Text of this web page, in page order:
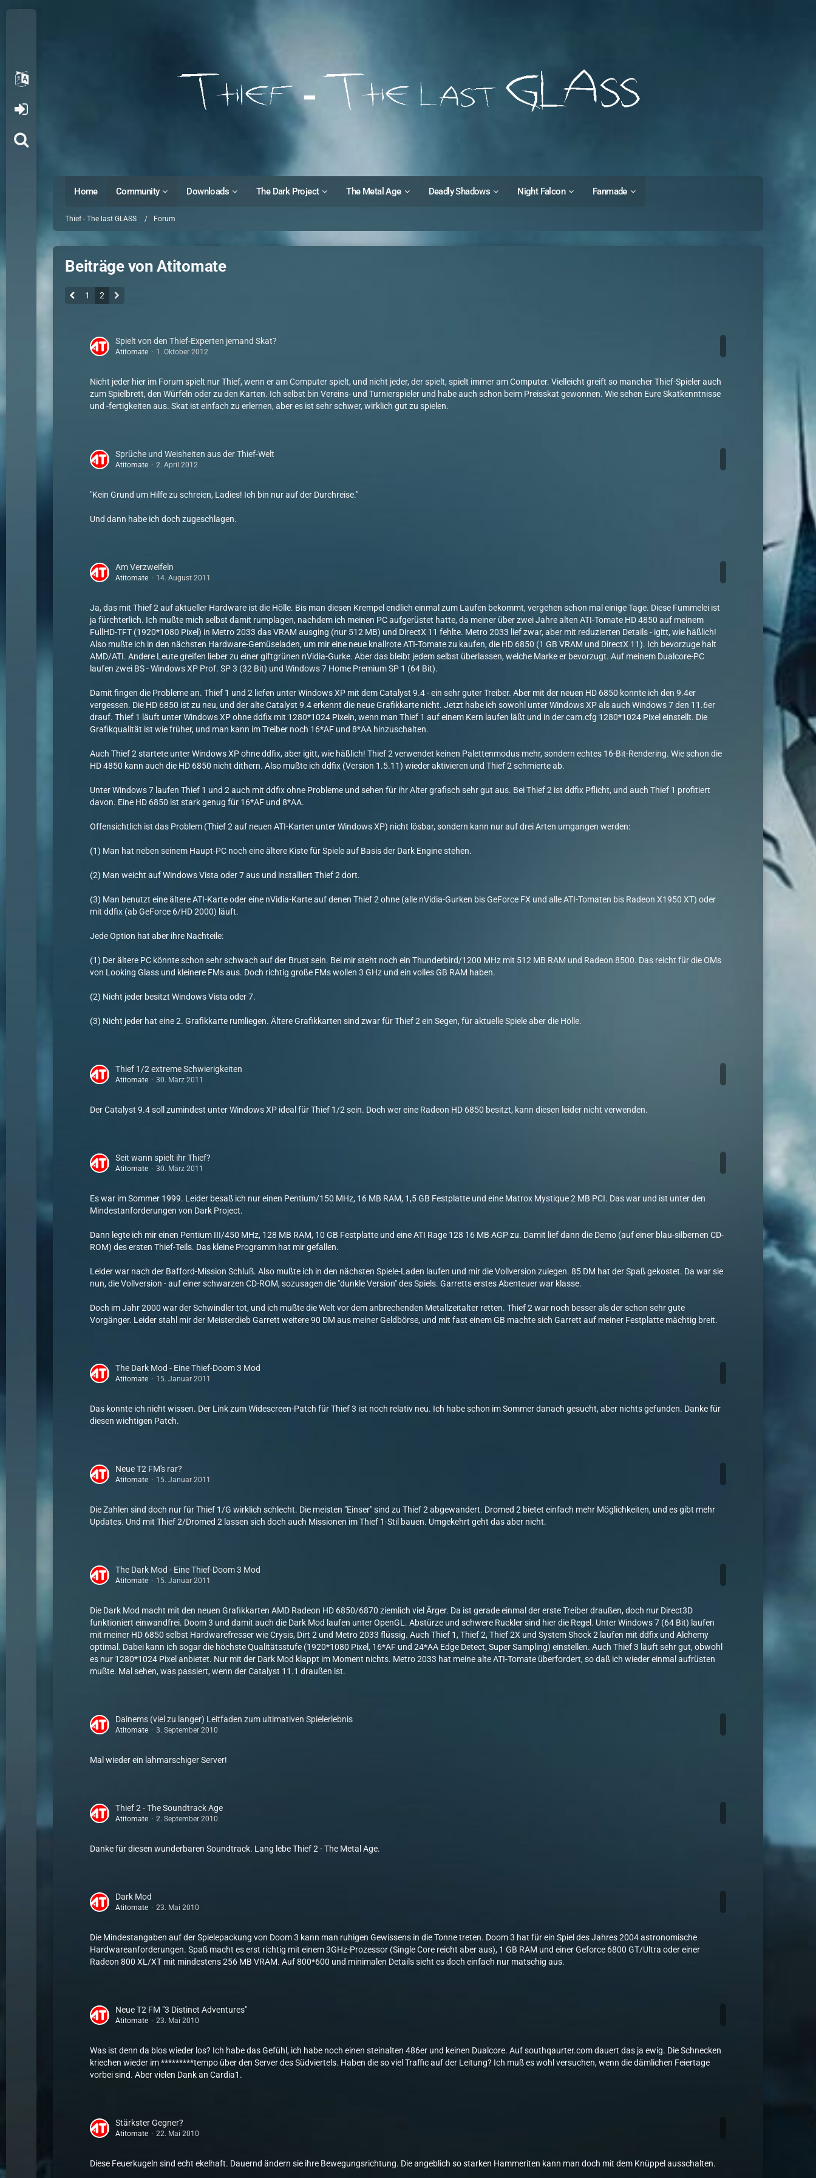
Home Community Downloads The Dark Project The Metal Age Deadly Shadows Night Falcon Fanmade
Thief - The last GLASS Forum
Beiträge von Atitomate
1 2
Spielt von den Thief-Experten jemand Skat?
Atitomate 1. Oktober 2012
Nicht jeder hier im Forum spielt nur Thief, wenn er am Computer spielt, und nicht jeder, der spielt, spielt immer am Computer. Vielleicht greift so mancher Thief-Spieler auch
zum Spielbrett, den Würfeln oder zu den Karten. Ich selbst bin Vereins- und Turnierspieler und habe auch schon beim Preisskat gewonnen. Wie sehen Eure Skatkenntnisse
und -fertigkeiten aus. Skat ist einfach zu erlernen, aber es ist sehr schwer, wirklich gut zu spielen.
Sprüche und Weisheiten aus der Thief-Welt
Atitomate 2. April 2012
"Kein Grund um Hilfe zu schreien, Ladies! Ich bin nur auf der Durchreise."
Und dann habe ich doch zugeschlagen.
Am Verzweifeln
Atitomate 14. August 2011
Ja, das mit Thief 2 auf aktueller Hardware ist die Hölle. Bis man diesen Krempel endlich einmal zum Laufen bekommt, vergehen schon mal einige Tage. Diese Fummelei ist
ja fürchterlich. Ich mußte mich selbst damit rumplagen, nachdem ich meinen PC aufgerüstet hatte, da meiner über zwei Jahre alten ATI-Tomate HD 4850 auf meinem
FullHD-TFT (1920*1080 Pixel) in Metro 2033 das VRAM ausging (nur 512 MB) und DirectX 11 fehlte. Metro 2033 lief zwar, aber mit reduzierten Details - igitt, wie häßlich!
Also mußte ich in den nächsten Hardware-Gemüseladen, um mir eine neue knallrote ATI-Tomate zu kaufen, die HD 6850 (1 GB VRAM und DirectX 11). Ich bevorzuge halt
AMD/ATI. Andere Leute greifen lieber zu einer giftgrünen nVidia-Gurke. Aber das bleibt jedem selbst überlassen, welche Marke er bevorzugt. Auf meinem Dualcore-PC
laufen zwei BS - Windows XP Prof. SP 3 (32 Bit) und Windows 7 Home Premium SP 1 (64 Bit).
Damit fingen die Probleme an. Thief 1 und 2 liefen unter Windows XP mit dem Catalyst 9.4 - ein sehr guter Treiber. Aber mit der neuen HD 6850 konnte ich den 9.4er
vergessen. Die HD 6850 ist zu neu, und der alte Catalyst 9.4 erkennt die neue Grafikkarte nicht. Jetzt habe ich sowohl unter Windows XP als auch Windows 7 den 11.6er
drauf. Thief 1 läuft unter Windows XP ohne ddfix mit 1280*1024 Pixeln, wenn man Thief 1 auf einem Kern laufen läßt und in der cam.cfg 1280*1024 Pixel einstellt. Die
Grafikqualität ist wie früher, und man kann im Treiber noch 16*AF und 8*AA hinzuschalten.
Auch Thief 2 startete unter Windows XP ohne ddfix, aber igitt, wie häßlich! Thief 2 verwendet keinen Palettenmodus mehr, sondern echtes 16-Bit-Rendering. Wie schon die
HD 4850 kann auch die HD 6850 nicht dithern. Also mußte ich ddfix (Version 1.5.11) wieder aktivieren und Thief 2 schmierte ab.
Unter Windows 7 laufen Thief 1 und 2 auch mit ddfix ohne Probleme und sehen für ihr Alter grafisch sehr gut aus. Bei Thief 2 ist ddfix Pflicht, und auch Thief 1 profitiert
davon. Eine HD 6850 ist stark genug für 16*AF und 8*AA.
Offensichtlich ist das Problem (Thief 2 auf neuen ATI-Karten unter Windows XP) nicht lösbar, sondern kann nur auf drei Arten umgangen werden:
(1) Man hat neben seinem Haupt-PC noch eine ältere Kiste für Spiele auf Basis der Dark Engine stehen.
(2) Man weicht auf Windows Vista oder 7 aus und installiert Thief 2 dort.
(3) Man benutzt eine ältere ATI-Karte oder eine nVidia-Karte auf denen Thief 2 ohne (alle nVidia-Gurken bis GeForce FX und alle ATI-Tomaten bis Radeon X1950 XT) oder
mit ddfix (ab GeForce 6/HD 2000) läuft.
Jede Option hat aber ihre Nachteile:
(1) Der ältere PC könnte schon sehr schwach auf der Brust sein. Bei mir steht noch ein Thunderbird/1200 MHz mit 512 MB RAM und Radeon 8500. Das reicht für die OMs
von Looking Glass und kleinere FMs aus. Doch richtig große FMs wollen 3 GHz und ein volles GB RAM haben.
(2) Nicht jeder besitzt Windows Vista oder 7.
(3) Nicht jeder hat eine 2. Grafikkarte rumliegen. Ältere Grafikkarten sind zwar für Thief 2 ein Segen, für aktuelle Spiele aber die Hölle.
Thief 1/2 extreme Schwierigkeiten
Atitomate 30. März 2011
Der Catalyst 9.4 soll zumindest unter Windows XP ideal für Thief 1/2 sein. Doch wer eine Radeon HD 6850 besitzt, kann diesen leider nicht verwenden.
Seit wann spielt ihr Thief?
Atitomate 30. März 2011
Es war im Sommer 1999. Leider besaß ich nur einen Pentium/150 MHz, 16 MB RAM, 1,5 GB Festplatte und eine Matrox Mystique 2 MB PCI. Das war und ist unter den
Mindestanforderungen von Dark Project.
Dann legte ich mir einen Pentium III/450 MHz, 128 MB RAM, 10 GB Festplatte und eine ATI Rage 128 16 MB AGP zu. Damit lief dann die Demo (auf einer blau-silbernen CD-
ROM) des ersten Thief-Teils. Das kleine Programm hat mir gefallen.
Leider war nach der Bafford-Mission Schluß. Also mußte ich in den nächsten Spiele-Laden laufen und mir die Vollversion zulegen. 85 DM hat der Spaß gekostet. Da war sie
nun, die Vollversion - auf einer schwarzen CD-ROM, sozusagen die "dunkle Version" des Spiels. Garretts erstes Abenteuer war klasse.
Doch im Jahr 2000 war der Schwindler tot, und ich mußte die Welt vor dem anbrechenden Metallzeitalter retten. Thief 2 war noch besser als der schon sehr gute
Vorgänger. Leider stahl mir der Meisterdieb Garrett weitere 90 DM aus meiner Geldbörse, und mit fast einem GB machte sich Garrett auf meiner Festplatte mächtig breit.
The Dark Mod - Eine Thief-Doom 3 Mod
Atitomate 15. Januar 2011
Das konnte ich nicht wissen. Der Link zum Widescreen-Patch für Thief 3 ist noch relativ neu. Ich habe schon im Sommer danach gesucht, aber nichts gefunden. Danke für
diesen wichtigen Patch.
Neue T2 FM's rar?
Atitomate 15. Januar 2011
Die Zahlen sind doch nur für Thief 1/G wirklich schlecht. Die meisten "Einser" sind zu Thief 2 abgewandert. Dromed 2 bietet einfach mehr Möglichkeiten, und es gibt mehr
Updates. Und mit Thief 2/Dromed 2 lassen sich doch auch Missionen im Thief 1-Stil bauen. Umgekehrt geht das aber nicht.
The Dark Mod - Eine Thief-Doom 3 Mod
Atitomate 15. Januar 2011
Die Dark Mod macht mit den neuen Grafikkarten AMD Radeon HD 6850/6870 ziemlich viel Ärger. Da ist gerade einmal der erste Treiber draußen, doch nur Direct3D
funktioniert einwandfrei. Doom 3 und damit auch die Dark Mod laufen unter OpenGL. Abstürze und schwere Ruckler sind hier die Regel. Unter Windows 7 (64 Bit) laufen
mit meiner HD 6850 selbst Hardwarefresser wie Crysis, Dirt 2 und Metro 2033 flüssig. Auch Thief 1, Thief 2, Thief 2X und System Shock 2 laufen mit ddfix und Alchemy
optimal. Dabei kann ich sogar die höchste Qualitätsstufe (1920*1080 Pixel, 16*AF und 24*AA Edge Detect, Super Sampling) einstellen. Auch Thief 3 läuft sehr gut, obwohl
es nur 1280*1024 Pixel anbietet. Nur mit der Dark Mod klappt im Moment nichts. Metro 2033 hat meine alte ATI-Tomate überfordert, so daß ich wieder einmal aufrüsten
mußte. Mal sehen, was passiert, wenn der Catalyst 11.1 draußen ist.
Dainems (viel zu langer) Leitfaden zum ultimativen Spielerlebnis
Atitomate 3. September 2010
Mal wieder ein lahmarschiger Server!
Thief 2 - The Soundtrack Age
Atitomate 2. September 2010
Danke für diesen wunderbaren Soundtrack. Lang lebe Thief 2 - The Metal Age.
Dark Mod
Atitomate 23. Mai 2010
Die Mindestangaben auf der Spielepackung von Doom 3 kann man ruhigen Gewissens in die Tonne treten. Doom 3 hat für ein Spiel des Jahres 2004 astronomische
Hardwareanforderungen. Spaß macht es erst richtig mit einem 3GHz-Prozessor (Single Core reicht aber aus), 1 GB RAM und einer Geforce 6800 GT/Ultra oder einer
Radeon 800 XL/XT mit mindestens 256 MB VRAM. Auf 800*600 und minimalen Details sieht es doch einfach nur matschig aus.
Neue T2 FM "3 Distinct Adventures"
Atitomate 23. Mai 2010
Was ist denn da blos wieder los? Ich habe das Gefühl, ich habe noch einen steinalten 486er und keinen Dualcore. Auf southqaurter.com dauert das ja ewig. Die Schnecken
kriechen wieder im *********tempo über den Server des Südviertels. Haben die so viel Traffic auf der Leitung? Ich muß es wohl versuchen, wenn die dämlichen Feiertage
vorbei sind. Aber vielen Dank an Cardia1.
Stärkster Gegner?
Atitomate 22. Mai 2010
Diese Feuerkugeln sind echt ekelhaft. Dauernd ändern sie ihre Bewegungsrichtung. Die angeblich so starken Hammeriten kann man doch mit dem Knüppel ausschalten.